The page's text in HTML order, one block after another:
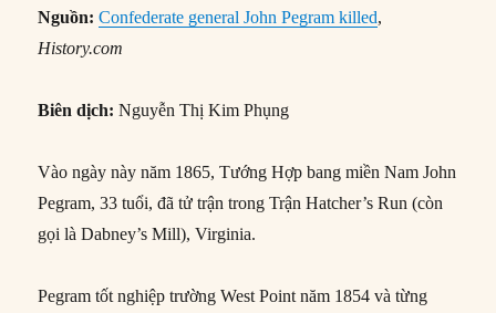
Nguồn:Confederate general John Pegram killed,
History.com
Biên dịch: Nguyễn Thị Kim Phụng
Vào ngày này năm 1865, Tướng Hợp bang miền Nam John
Pegram, 33 tuổi, đã tử trận trong Trận Hatcher’s Run (còn
gọi là Dabney’s Mill), Virginia.
Pegram tốt nghiệp trường West Point năm 1854 và từng